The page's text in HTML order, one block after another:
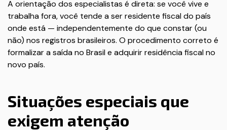
A orientação dos especialistas é direta: se você vive e
trabalha fora, você tende a ser residente fiscal do país
onde está — independentemente do que constar (ou
não) nos registros brasileiros. O procedimento correto é
formalizar a saída no Brasil e adquirir residência fiscal no
novo país.
Situações especiais que
exigem atenção